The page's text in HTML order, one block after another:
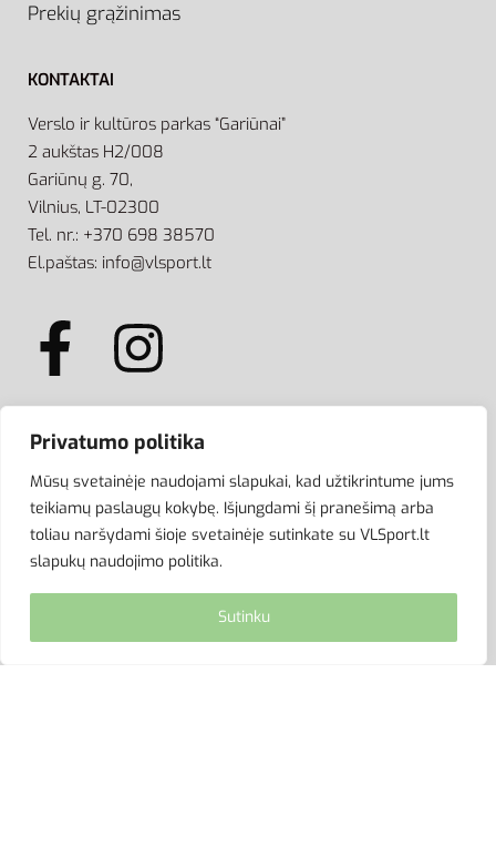
Privatumo politika
Mūsų svetainėje naudojami slapukai, kad užtikrintume jums
teikiamų paslaugų kokybę. Išjungdami šį pranešimą arba
toliau naršydami šioje svetainėje sutinkate su VLSport.lt
slapukų naudojimo politika.
Sutinku
Prekių grąžinimas
KONTAKTAI
Verslo ir kultūros parkas “Gariūnai”
2 aukštas H2/008
Gariūnų g. 70,
Vilnius, LT-02300
Tel. nr.: +370 698 38570
El.paštas: info@vlsport.lt
ATSISKAITYMAS